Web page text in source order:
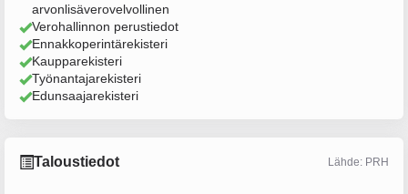
arvonlisäverovelvollinen
Verohallinnon perustiedot
Ennakkoperintärekisteri
Kaupparekisteri
Työnantajarekisteri
Edunsaajarekisteri
Taloustiedot Lähde: PRH